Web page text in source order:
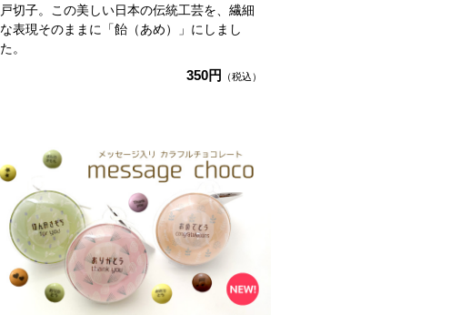
戸切子。この美しい日本の伝統工芸を、繊細
な表現そのままに「飴（あめ）」にしまし
た。
350円 （税込）